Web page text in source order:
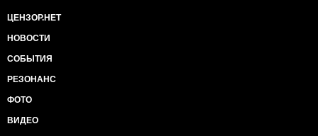
ЦЕНЗОР.НЕТ
НОВОСТИ
СОБЫТИЯ
РЕЗОНАНС
ФОТО
ВИДЕО